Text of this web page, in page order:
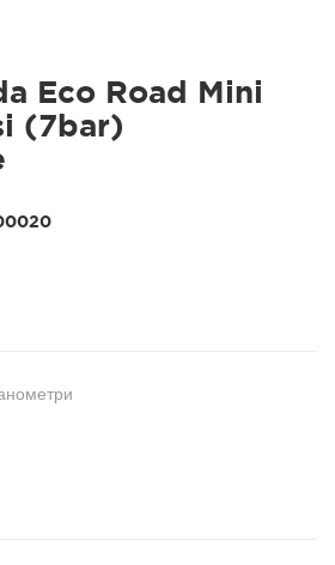
Eco Road Mini
(7bar)